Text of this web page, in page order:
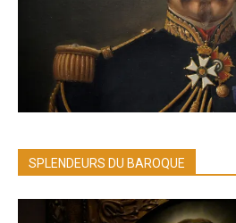
SPLENDEURS DU BAROQUE